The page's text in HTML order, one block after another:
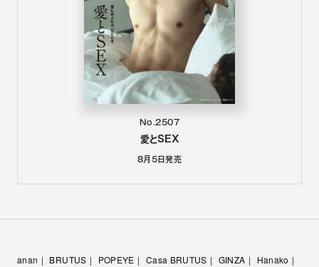
No.2507
愛とSEX
8月5日発売
anan BRUTUS POPEYE Casa BRUTUS GINZA
Hanako